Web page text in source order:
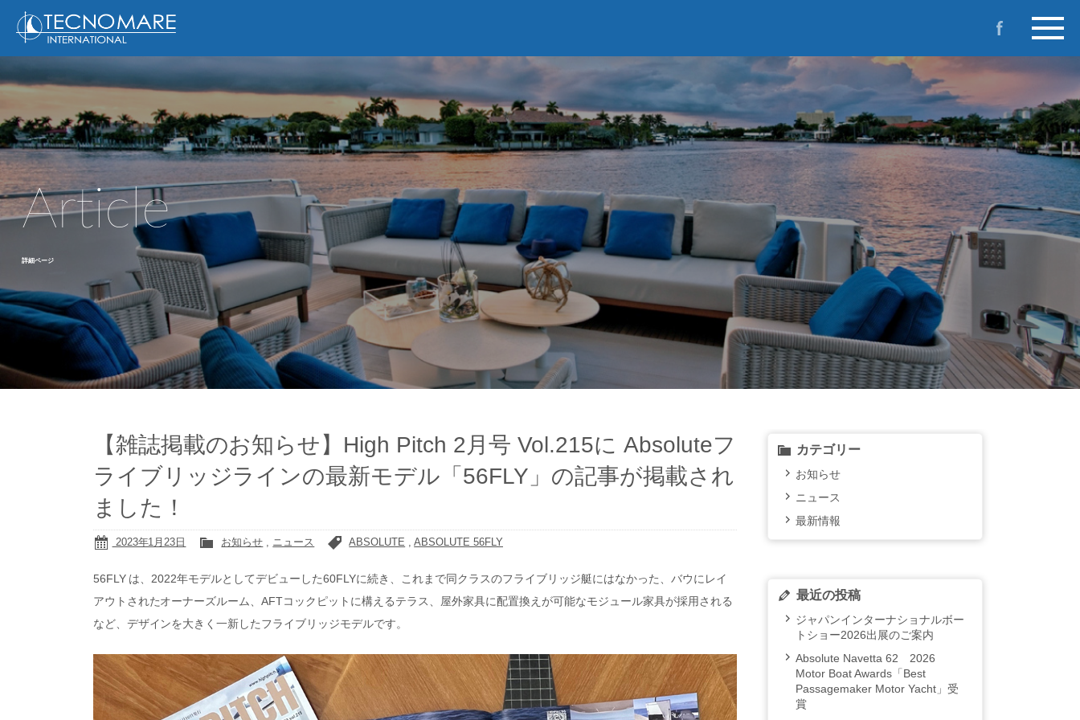
Article
詳細ページ
【雑誌掲載のお知らせ】High Pitch 2月号 Vol.215に Absoluteフ
ライブリッジラインの最新モデル「56FLY」の記事が掲載され
ました！
2023年1月23日 お知らせ ニュース ABSOLUTE ,ABSOLUTE 56FLY
56FLY は、2022年モデルとしてデビューした60FLYに続き、これまで同クラスのフライブリッジ艇にはなかった、バウにレイ
アウトされたオーナーズルーム、AFTコックピットに構えるテラス、屋外家具に配置換えが可能なモジュール家具が採用される
など、デザインを大きく一新したフライブリッジモデルです。
カテゴリー
お知らせ
ニュース
最新情報
最近の投稿
ジャパンインターナショナルボー
トショー2026出展のご案内
Absolute Navetta 62 2026
Motor Boat Awards「Best
Passagemaker Motor Yacht」受
賞